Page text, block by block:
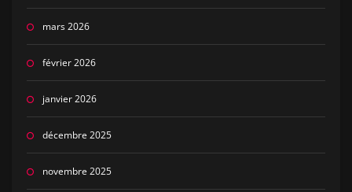
mars 2026
février 2026
janvier 2026
décembre 2025
novembre 2025